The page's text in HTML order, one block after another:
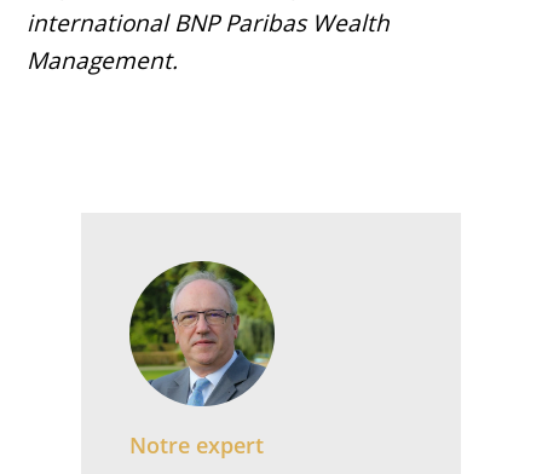
international BNP Paribas Wealth
Management.
Notre expert